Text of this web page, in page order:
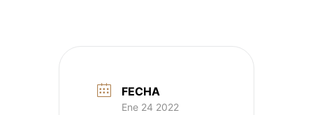
FECHA
Ene 24 2022